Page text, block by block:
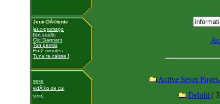
Jeux-DÃ©tente
jeux-gromago
film adulte
Clic Gagnant
Ton permis
En 2 minutes
Tune ta caisse !
sexe
vidÃ©o de cul
sexe
Active Sever
Delphi (